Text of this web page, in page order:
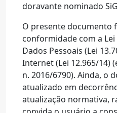
doravante nominado
O presente documento
conformidade com a
Dados Pessoais (Lei
Internet (Lei 12.965/14)
n. 2016/6790). Ainda, o
atualizado em
atualização normativa,